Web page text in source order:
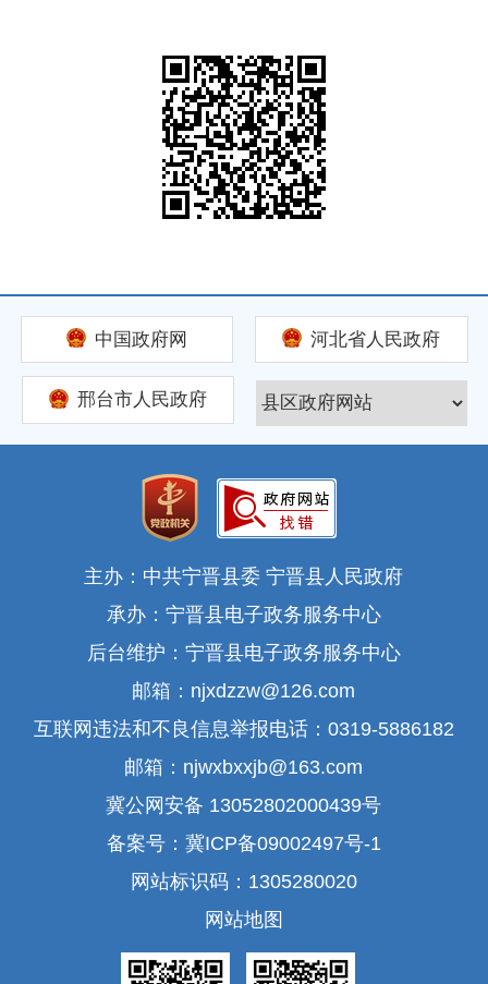
中国政府网 河北省人民政府
邢台市人民政府
主办：中共宁晋县委 宁晋县人民政府
承办：宁晋县电子政务服务中心
后台维护：宁晋县电子政务服务中心
邮箱：njxdzzw@126.com
互联网违法和不良信息举报电话：0319-5886182
邮箱：njwxbxxjb@163.com
冀公网安备 13052802000439号
备案号：冀ICP备09002497号-1
网站标识码：1305280020
网站地图